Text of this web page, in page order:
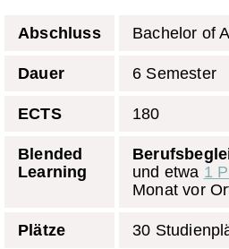
Abschluss Bachelor of
Dauer 6 Semester
ECTS 180
Blended
Learning
und etwa 1
Monat vor
Plätze 30